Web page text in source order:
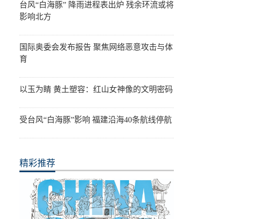
台风“白海豚” 降雨进程表出炉 残余环流或将
影响北方
国际奥委会发布报告 聚焦网络恶意攻击与体
育
以玉为睛 黄土塑容：红山女神像的文明密码
受台风“白海豚”影响 福建沿海40条航线停航
精彩推荐